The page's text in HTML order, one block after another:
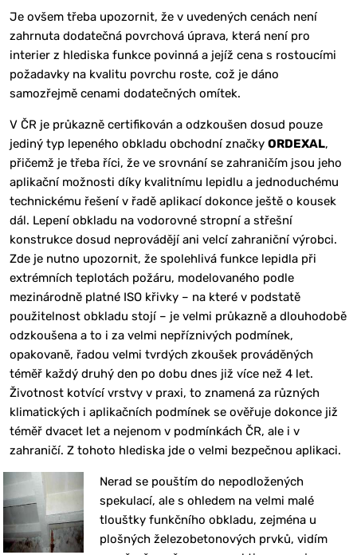
Je ovšem třeba upozornit, že v uvedených cenách není
zahrnuta dodatečná povrchová úprava, která není pro
interier z hlediska funkce povinná a jejíž cena s rostoucími
požadavky na kvalitu povrchu roste, což je dáno
samozřejmě cenami dodatečných omítek.
V ČR je průkazně certifikován a odzkoušen dosud pouze
jediný typ lepeného obkladu obchodní značky ORDEXAL,
přičemž je třeba říci, že ve srovnání se zahraničím jsou jeho
aplikační možnosti díky kvalitnímu lepidlu a jednoduchému
technickému řešení v řadě aplikací dokonce ještě o kousek
dál. Lepení obkladu na vodorovné stropní a střešní
konstrukce dosud neprovádějí ani velcí zahraniční výrobci.
Zde je nutno upozornit, že spolehlivá funkce lepidla při
extrémních teplotách požáru, modelovaného podle
mezinárodně platné ISO křivky – na které v podstatě
použitelnost obkladu stojí – je velmi průkazně a dlouhodobě
odzkoušena a to i za velmi nepříznivých podmínek,
opakovaně, řadou velmi tvrdých zkoušek prováděných
téměř každý druhý den po dobu dnes již více než 4 let.
Životnost kotvící vrstvy v praxi, to znamená za různých
klimatických i aplikačních podmínek se ověřuje dokonce již
téměř dvacet let a nejenom v podmínkách ČR, ale i v
zahraničí. Z tohoto hlediska jde o velmi bezpečnou aplikaci.
Nerad se pouštím do nepodložených
spekulací, ale s ohledem na velmi malé
tlouštky funkčního obkladu, zejména u
plošných železobetonových prvků, vidím